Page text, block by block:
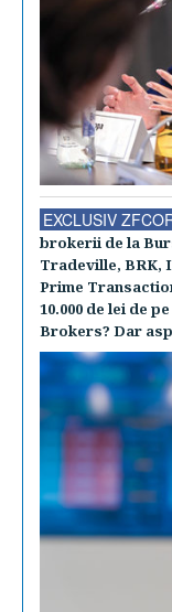
EXCLUSIV
brokerii de la
Tradeville, BRK,
Prime
10.000 de lei de
Brokers? Dar